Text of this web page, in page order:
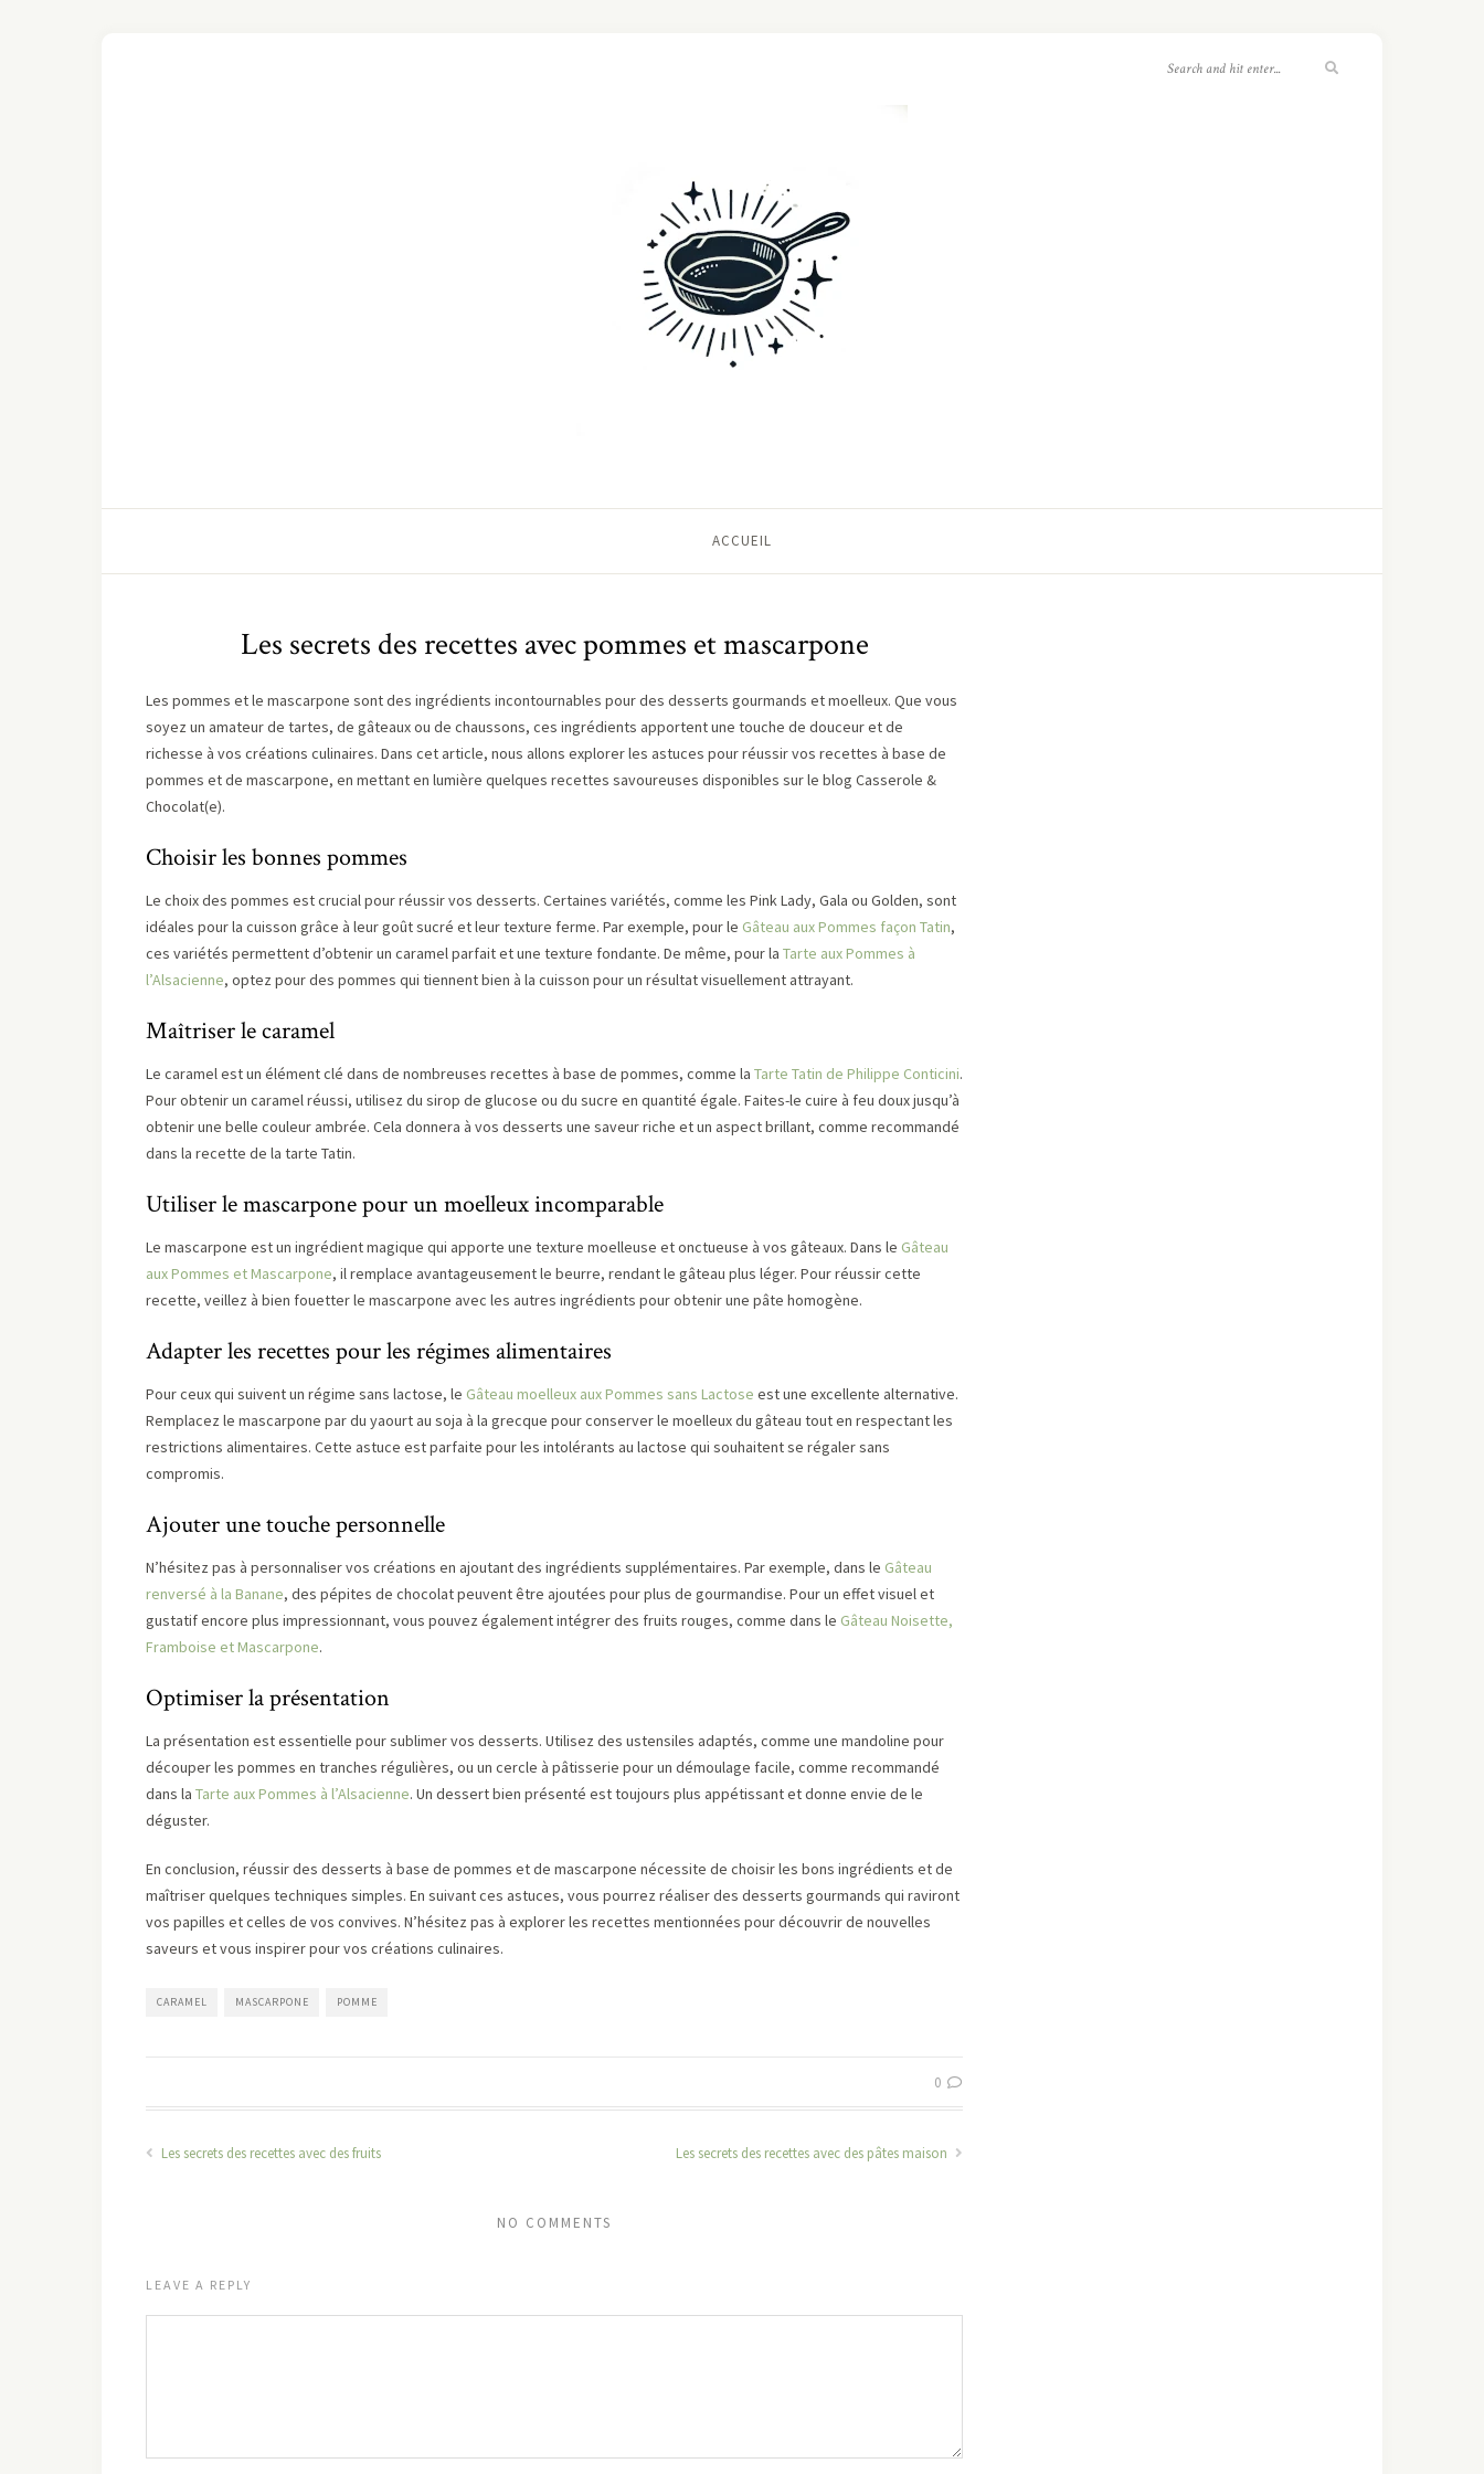
ACCUEIL
Les secrets des recettes avec pommes et mascarpone
Les pommes et le mascarpone sont des ingrédients incontournables pour des desserts gourmands et moelleux. Que vous
soyez un amateur de tartes, de gâteaux ou de chaussons, ces ingrédients apportent une touche de douceur et de
richesse à vos créations culinaires. Dans cet article, nous allons explorer les astuces pour réussir vos recettes à base de
pommes et de mascarpone, en mettant en lumière quelques recettes savoureuses disponibles sur le blog Casserole &
Chocolat(e).
Choisir les bonnes pommes
Le choix des pommes est crucial pour réussir vos desserts. Certaines variétés, comme les Pink Lady, Gala ou Golden, sont
idéales pour la cuisson grâce à leur goût sucré et leur texture ferme. Par exemple, pour le Gâteau aux Pommes façon Tatin,
ces variétés permettent d’obtenir un caramel parfait et une texture fondante. De même, pour la Tarte aux Pommes à
l’Alsacienne, optez pour des pommes qui tiennent bien à la cuisson pour un résultat visuellement attrayant.
Maîtriser le caramel
Le caramel est un élément clé dans de nombreuses recettes à base de pommes, comme la Tarte Tatin de Philippe Conticini.
Pour obtenir un caramel réussi, utilisez du sirop de glucose ou du sucre en quantité égale. Faites-le cuire à feu doux jusqu’à
obtenir une belle couleur ambrée. Cela donnera à vos desserts une saveur riche et un aspect brillant, comme recommandé
dans la recette de la tarte Tatin.
Utiliser le mascarpone pour un moelleux incomparable
Le mascarpone est un ingrédient magique qui apporte une texture moelleuse et onctueuse à vos gâteaux. Dans le Gâteau
aux Pommes et Mascarpone, il remplace avantageusement le beurre, rendant le gâteau plus léger. Pour réussir cette
recette, veillez à bien fouetter le mascarpone avec les autres ingrédients pour obtenir une pâte homogène.
Adapter les recettes pour les régimes alimentaires
Pour ceux qui suivent un régime sans lactose, le Gâteau moelleux aux Pommes sans Lactose est une excellente alternative.
Remplacez le mascarpone par du yaourt au soja à la grecque pour conserver le moelleux du gâteau tout en respectant les
restrictions alimentaires. Cette astuce est parfaite pour les intolérants au lactose qui souhaitent se régaler sans
compromis.
Ajouter une touche personnelle
N’hésitez pas à personnaliser vos créations en ajoutant des ingrédients supplémentaires. Par exemple, dans le Gâteau
renversé à la Banane, des pépites de chocolat peuvent être ajoutées pour plus de gourmandise. Pour un effet visuel et
gustatif encore plus impressionnant, vous pouvez également intégrer des fruits rouges, comme dans le Gâteau Noisette,
Framboise et Mascarpone.
Optimiser la présentation
La présentation est essentielle pour sublimer vos desserts. Utilisez des ustensiles adaptés, comme une mandoline pour
découper les pommes en tranches régulières, ou un cercle à pâtisserie pour un démoulage facile, comme recommandé
dans la Tarte aux Pommes à l’Alsacienne. Un dessert bien présenté est toujours plus appétissant et donne envie de le
déguster.
En conclusion, réussir des desserts à base de pommes et de mascarpone nécessite de choisir les bons ingrédients et de
maîtriser quelques techniques simples. En suivant ces astuces, vous pourrez réaliser des desserts gourmands qui raviront
vos papilles et celles de vos convives. N’hésitez pas à explorer les recettes mentionnées pour découvrir de nouvelles
saveurs et vous inspirer pour vos créations culinaires.
CARAMEL MASCARPONE POMME
0
Les secrets des recettes avec des fruits Les secrets des recettes avec des pâtes maison
NO COMMENTS
LEAVE A REPLY